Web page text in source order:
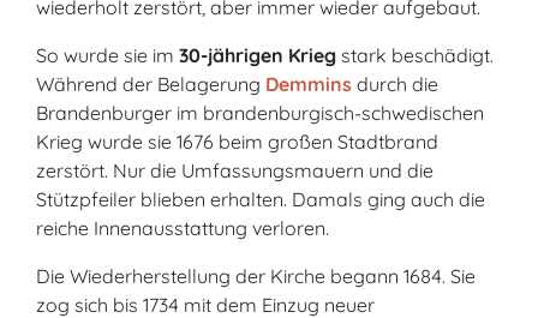
wiederholt zerstört, aber immer wieder aufgebaut.
So wurde sie im 30-jährigen Krieg stark beschädigt.
Während der Belagerung Demmins durch die
Brandenburger im brandenburgisch-schwedischen
Krieg wurde sie 1676 beim großen Stadtbrand
zerstört. Nur die Umfassungsmauern und die
Stützpfeiler blieben erhalten. Damals ging auch die
reiche Innenausstattung verloren.
Die Wiederherstellung der Kirche begann 1684. Sie
zog sich bis 1734 mit dem Einzug neuer